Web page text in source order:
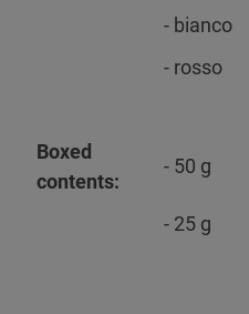
- bianco
- rosso
Boxed
contents:
- 50 g
- 25 g